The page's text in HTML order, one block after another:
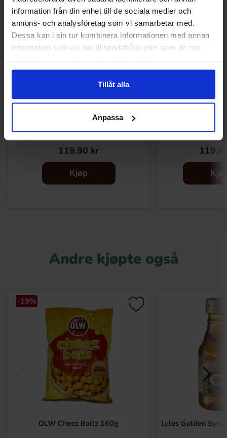
information från din enhet till de sociala medier och
annons- och analysföretag som vi samarbetar med.
Dessa kan i sin tur kombinera informationen med annan
information som du har tillhandahållit eller som de har
Tillåt alla
Anpassa
119.90 kr
Kjøp
Andre kjøpte også
-19%
OLW Cheez Ballz 160g Lyles Golden